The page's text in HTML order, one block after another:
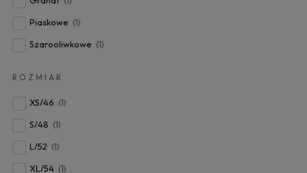
Piaskowe (1)
Szarooliwkowe (1)
ROZMIAR
XS/46 (1)
S/48 (1)
L/52 (1)
XL/54 (1)